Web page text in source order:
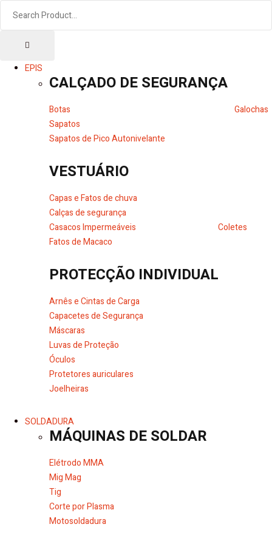
EPIS
CALÇADO DE SEGURANÇA
Botas
Galochas
Sapatos
Sapatos de Pico Autonivelante
VESTUÁRIO
Capas e Fatos de chuva
Calças de segurança
Casacos Impermeáveis
Coletes
Fatos de Macaco
PROTECÇÃO INDIVIDUAL
Arnês e Cintas de Carga
Capacetes de Segurança
Máscaras
Luvas de Proteção
Óculos
Protetores auriculares
Joelheiras
SOLDADURA
MÁQUINAS DE SOLDAR
Elétrodo MMA
Mig Mag
Tig
Corte por Plasma
Motosoldadura